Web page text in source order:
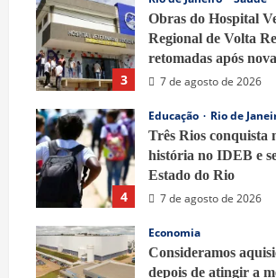
3
Obras do Hospital
Regional de Volta
retomadas após
7 de agosto de 2026
4
Educação Rio de
Três Rios conquista
história no IDEB e
Estado do Rio
7 de agosto de 2026
Economia
Consideramos
depois de atingir a